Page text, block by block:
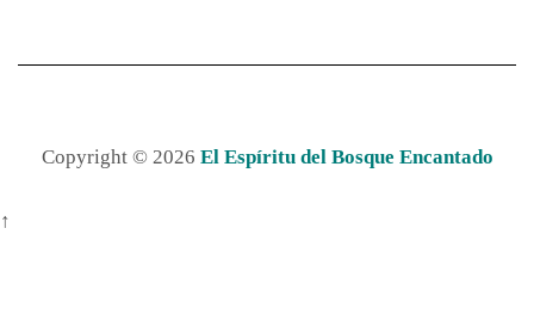
Copyright © 2026 El Espíritu del Bosque Encantado
↑